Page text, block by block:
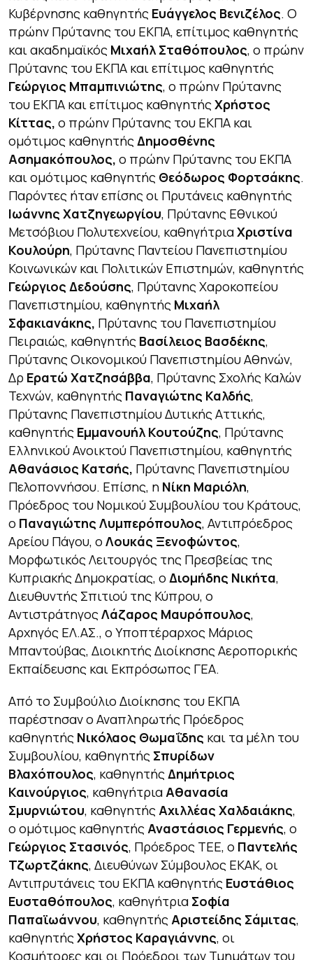
Κυβέρνησης καθηγητής Ευάγγελος Βενιζέλος. Ο
πρώην Πρύτανης του ΕΚΠΑ, επίτιμος καθηγητής
και ακαδημαϊκός Μιχαήλ Σταθόπουλος, ο πρώην
Πρύτανης του ΕΚΠΑ και επίτιμος καθηγητής
Γεώργιος Μπαμπινιώτης, ο πρώην Πρύτανης
του ΕΚΠΑ και επίτιμος καθηγητήςΧρήστος
Κίττας, ο πρώην Πρύτανης του ΕΚΠΑ και
ομότιμος καθηγητήςΔημοσθένης
Ασημακόπουλος, ο πρώην Πρύτανης του ΕΚΠΑ
και ομότιμος καθηγητής Θεόδωρος Φορτσάκης.
Παρόντες ήταν επίσης οι Πρυτάνεις καθηγητής
Ιωάννης Χατζηγεωργίου, Πρύτανης Εθνικού
Μετσόβιου Πολυτεχνείου, καθηγήτριαΧριστίνα
Κουλούρη, Πρύτανης Παντείου Πανεπιστημίου
Κοινωνικών και Πολιτικών Επιστημών, καθηγητής
Γεώργιος Δεδούσης, Πρύτανης Χαροκοπείου
Πανεπιστημίου, καθηγητής Μιχαήλ
Σφακιανάκης, Πρύτανης του Πανεπιστημίου
Πειραιώς, καθηγητής Βασίλειος Βασδέκης,
Πρύτανης Οικονομικού Πανεπιστημίου Αθηνών,
Δρ Ερατώ Χατζησάββα, Πρύτανης Σχολής Καλών
Τεχνών, καθηγητής Παναγιώτης Καλδής,
Πρύτανης Πανεπιστημίου Δυτικής Αττικής,
καθηγητής Εμμανουήλ Κουτούζης, Πρύτανης
Ελληνικού Ανοικτού Πανεπιστημίου, καθηγητής
Αθανάσιος Κατσής, Πρύτανης Πανεπιστημίου
Πελοποννήσου. Επίσης, η Νίκη Μαριόλη,
Πρόεδρος του Νομικού Συμβουλίου του Κράτους,
ο Παναγιώτης Λυμπερόπουλος, Αντιπρόεδρος
Αρείου Πάγου, ο Λουκάς Ξενοφώντος,
Μορφωτικός Λειτουργός της Πρεσβείας της
Κυπριακής Δημοκρατίας, ο Διομήδης Νικήτα,
Διευθυντής Σπιτιού της Κύπρου, ο
ΑντιστράτηγοςΛάζαρος Μαυρόπουλος,
Αρχηγός ΕΛ.ΑΣ., ο Υποπτέραρχος Μάριος
Μπαντούβας, Διοικητής Διοίκησης Αεροπορικής
Εκπαίδευσης και Εκπρόσωπος ΓΕΑ.
Από το Συμβούλιο Διοίκησης του ΕΚΠΑ
παρέστησαν ο Αναπληρωτής Πρόεδρος
καθηγητής Νικόλαος Θωμαΐδης και τα μέλη του
Συμβουλίου, καθηγητής Σπυρίδων
Βλαχόπουλος, καθηγητήςΔημήτριος
Καινούργιος, καθηγήτριαΑθανασία
Σμυρνιώτου, καθηγητήςΑχιλλέας Χαλδαιάκης,
ο ομότιμος καθηγητήςΑναστάσιος Γερμενής, ο
Γεώργιος Στασινός, Πρόεδρος ΤΕΕ, ο Παντελής
Τζωρτζάκης, Διευθύνων Σύμβουλος ΕΚΑΚ, οι
Αντιπρυτάνεις του ΕΚΠΑ καθηγητής Ευστάθιος
Ευσταθόπουλος, καθηγήτρια Σοφία
Παπαϊωάννου, καθηγητήςΑριστείδης Σάμιτας,
καθηγητήςΧρήστος Καραγιάννης, οι
Κοσμήτορες και οι Πρόεδροι των Τμημάτων του